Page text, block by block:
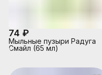
74 ₽
Мыльные пузыри Радуга
Смайл (65 мл)